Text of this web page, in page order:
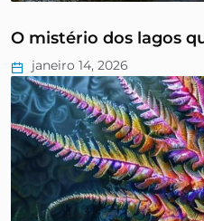
O mistério dos lagos
janeiro 14, 2026